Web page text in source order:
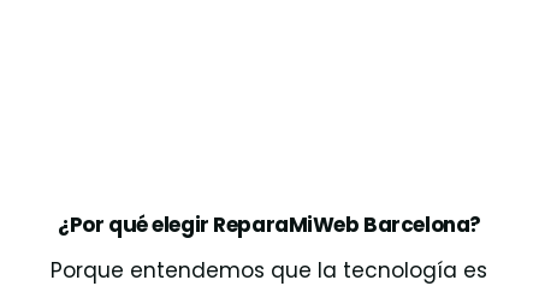
¿Por qué elegir ReparaMiWeb Barcelona?
Porque entendemos que la tecnología es